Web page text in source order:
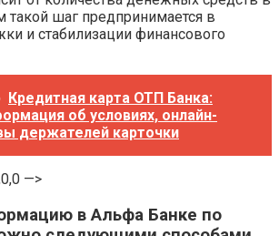
такой шаг предпринимается в
и стабилизации финансового
Кредитная карта ОТП Банка:
об условиях, онлайн-
держателей карточки
—>
в Альфа Банке по